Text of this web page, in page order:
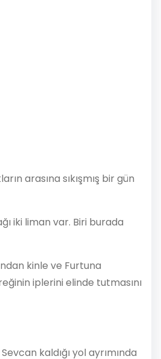
arasına sıkışmış bir gün
iki liman var. Biri burada
kinle ve Furtuna
iplerini elinde tutmasını
kaldığı yol ayrımında